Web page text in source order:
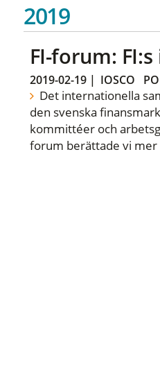
2019
FI-forum:
2019-02-19| IOSCO
Det internationella
den svenska
kommittéer och
forum berättade vi